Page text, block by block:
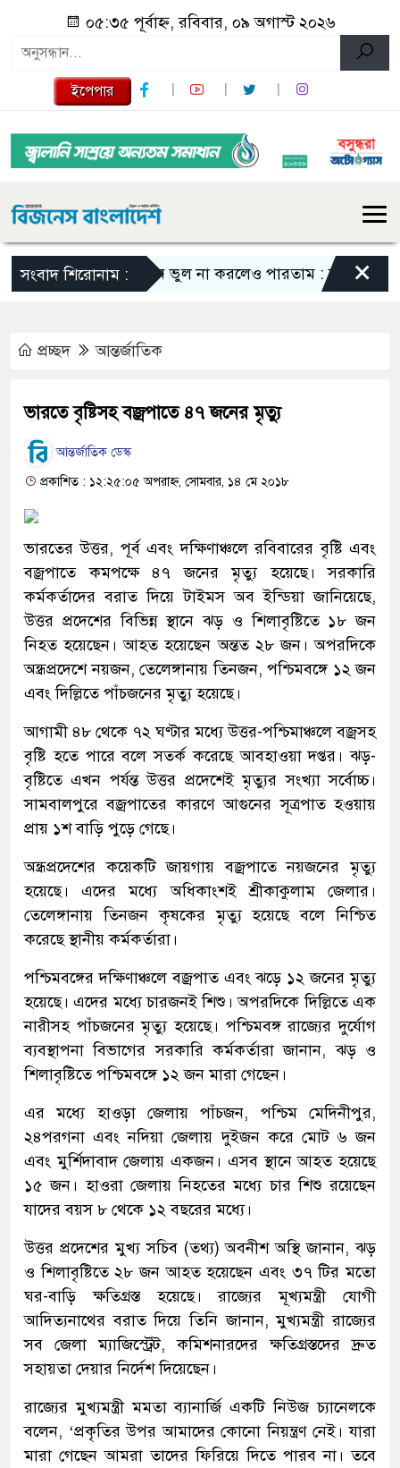
০৫:৩৫ পূর্বাহ্ন, রবিবার, ০৯ অগাস্ট ২০২৬
ইপেপার
সংবাদ শিরোনাম :এমন ভুল না করলেও পারতাম : শাকিব খান×
প্রচ্ছদ আন্তর্জাতিক
ভারতে বৃষ্টিসহ বজ্রপাতে ৪৭ জনের মৃত্যু
আন্তর্জাতিক ডেস্ক
প্রকাশিত : ১২:২৫:০৫ অপরাহ্ন, সোমবার, ১৪ মে ২০১৮
ভারতের উত্তর, পূর্ব এবং দক্ষিণাঞ্চলে রবিবারের বৃষ্টি এবং
বজ্রপাতে কমপক্ষে ৪৭ জনের মৃত্যু হয়েছে। সরকারি
কর্মকর্তাদের বরাত দিয়ে টাইমস অব ইন্ডিয়া জানিয়েছে,
উত্তর প্রদেশের বিভিন্ন স্থানে ঝড় ও শিলাবৃষ্টিতে ১৮ জন
নিহত হয়েছেন। আহত হয়েছেন অন্তত ২৮ জন। অপরদিকে
অন্ধ্রপ্রদেশে নয়জন, তেলেঙ্গানায় তিনজন, পশ্চিমবঙ্গে ১২ জন
এবং দিল্লিতে পাঁচজনের মৃত্যু হয়েছে।
আগামী ৪৮ থেকে ৭২ ঘণ্টার মধ্যে উত্তর-পশ্চিমাঞ্চলে বজ্রসহ
বৃষ্টি হতে পারে বলে সতর্ক করেছে আবহাওয়া দপ্তর। ঝড়-
বৃষ্টিতে এখন পর্যন্ত উত্তর প্রদেশেই মৃত্যুর সংখ্যা সর্বোচ্চ।
সামবালপুরে বজ্রপাতের কারণে আগুনের সূত্রপাত হওয়ায়
প্রায় ১শ বাড়ি পুড়ে গেছে।
অন্ধ্রপ্রদেশের কয়েকটি জায়গায় বজ্রপাতে নয়জনের মৃত্যু
হয়েছে। এদের মধ্যে অধিকাংশই শ্রীকাকুলাম জেলার।
তেলেঙ্গানায় তিনজন কৃষকের মৃত্যু হয়েছে বলে নিশ্চিত
করেছে স্থানীয় কর্মকর্তারা।
পশ্চিমবঙ্গের দক্ষিণাঞ্চলে বজ্রপাত এবং ঝড়ে ১২ জনের মৃত্যু
হয়েছে। এদের মধ্যে চারজনই শিশু। অপরদিকে দিল্লিতে এক
নারীসহ পাঁচজনের মৃত্যু হয়েছে। পশ্চিমবঙ্গ রাজ্যের দুর্যোগ
ব্যবস্থাপনা বিভাগের সরকারি কর্মকর্তারা জানান, ঝড় ও
শিলাবৃষ্টিতে পশ্চিমবঙ্গে ১২ জন মারা গেছেন।
এর মধ্যে হাওড়া জেলায় পাঁচজন, পশ্চিম মেদিনীপুর,
২৪পরগনা এবং নদিয়া জেলায় দুইজন করে মোট ৬ জন
এবং মুর্শিদাবাদ জেলায় একজন। এসব স্থানে আহত হয়েছে
১৫ জন। হাওরা জেলায় নিহতের মধ্যে চার শিশু রয়েছেন
যাদের বয়স ৮ থেকে ১২ বছরের মধ্যে।
উত্তর প্রদেশের মুখ্য সচিব (তথ্য) অবনীশ অস্থি জানান, ঝড়
ও শিলাবৃষ্টিতে ২৮ জন আহত হয়েছেন এবং ৩৭ টির মতো
ঘর-বাড়ি ক্ষতিগ্রস্ত হয়েছে। রাজ্যের মূখ্যমন্ত্রী যোগী
আদিত্যনাথের বরাত দিয়ে তিনি জানান, মুখ্যমন্ত্রী রাজ্যের
সব জেলা ম্যাজিস্ট্রেট, কমিশনারদের ক্ষতিগ্রস্তদের দ্রুত
সহায়তা দেয়ার নির্দেশ দিয়েছেন।
রাজ্যের মুখ্যমন্ত্রী মমতা ব্যানার্জি একটি নিউজ চ্যানেলকে
বলেন, ‘প্রকৃতির উপর আমাদের কোনো নিয়ন্ত্রণ নেই। যারা
মারা গেছেন আমরা তাদের ফিরিয়ে দিতে পারব না। তবে